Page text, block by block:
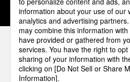
パナソニックの電気設備